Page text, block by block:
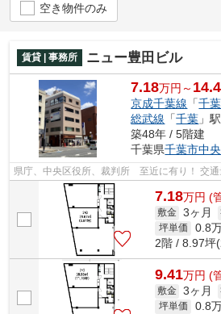
空き物件のみ
賃貸 | 事務所 ニュー豊田ビル
7.18万円～
京成千葉線 「千
総武線 「千葉 」
築48年 / 5階建
千葉県千葉市中
県庁、中央区役所、裁判所 至近に有り！ 交通
7.18万円 (
敷金 3ヶ月
坪単価 0.8
2階 / 8.97坪
9.41万円 (
敷金 3ヶ月
坪単価 0.8